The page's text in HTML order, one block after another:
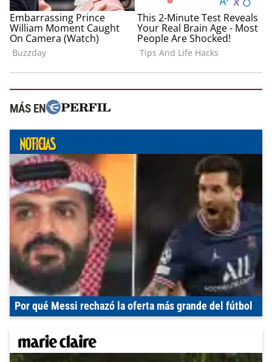
MÁS EN
Por qué Messi rechazó la oferta más grande del fútbol